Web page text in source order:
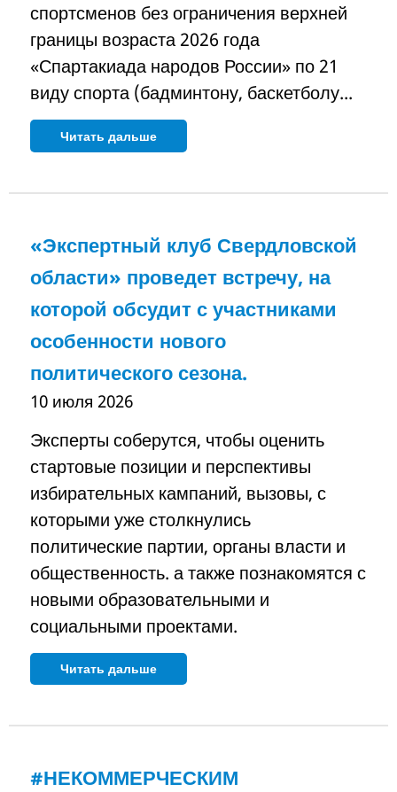
спортсменов без ограничения верхней
границы возраста 2026 года
«Спартакиада народов России» по 21
виду спорта (бадминтону, баскетболу...
Читать дальше
«Экспертный клуб Свердловской
области» проведет встречу, на
которой обсудит с участниками
особенности нового
политического сезона.
10 июля 2026
Эксперты соберутся, чтобы оценить
стартовые позиции и перспективы
избирательных кампаний, вызовы, с
которыми уже столкнулись
политические партии, органы власти и
общественность. а также познакомятся с
новыми образовательными и
социальными проектами.
Читать дальше
#НЕКОММЕРЧЕСКИМ